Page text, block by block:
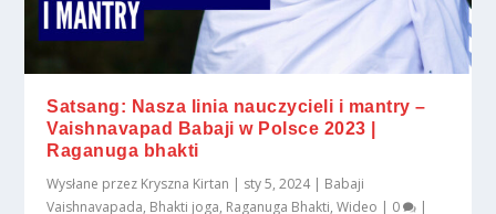
Satsang: Nasza linia nauczycieli i mantry –
Vaishnavapad Babaji w Polsce 2023 |
Raganuga bhakti
Wysłane przez Kryszna Kirtan | sty 5, 2024| Babaji
Vaishnavapada, Bhakti joga, Raganuga Bhakti,Wideo | 0 |